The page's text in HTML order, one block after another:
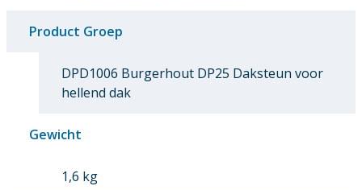
Product Groep
DPD1006 Burgerhout DP25 Daksteun voor
hellend dak
Gewicht
1,6 kg